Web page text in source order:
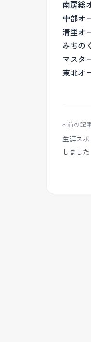
南房
中部
清里オ
みちの
マス
東北
« 前の記
生涯ス
しました